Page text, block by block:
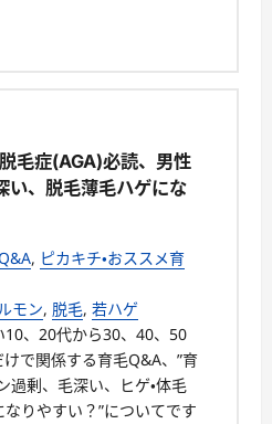
毛症(AGA)必読、男性
い、脱毛薄毛ハゲにな
, ピカキチ・おススメ育
モン, 脱毛, 若ハゲ
、20代から30、40、50
で関係する育毛Q&A、”育
過剰、毛深い、ヒゲ・体毛
りやすい？”についてです